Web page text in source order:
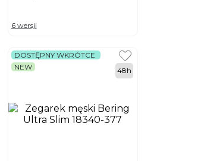
6 wersji
DOSTĘPNY WKRÓTCE
NEW
48h